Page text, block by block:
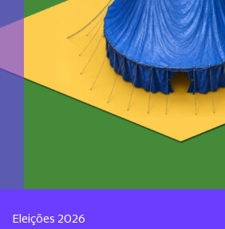
Eleições 2026